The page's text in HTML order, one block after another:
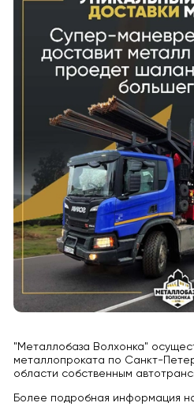
"Металлобаза Волхонка"
металлопроката по Санкт-
области собственным
Более подробная информация